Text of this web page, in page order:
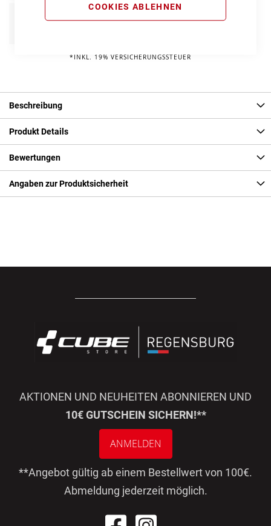
COOKIES ABLEHNEN
Fahrrad Reparaturschutz
Info
*INKL. 19% VERSICHERUNGSSTEUER
Beschreibung
Produkt Details
Bewertungen
Angaben zur Produktsicherheit
AKTIONEN UND NEUHEITEN ABONNIEREN UND
10€ GUTSCHEIN SICHERN!**
ANMELDEN
**Angebot gültig ab einem Bestellwert von 100€.
Abmeldung jederzeit möglich.